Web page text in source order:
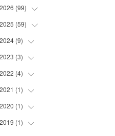
2026 (99)
(20
)
(
21 )
(
10
(
32
(
)
(
(
2025 (59)
(
)
(
)
(
)
(
)
(
)
(
2024 (9)
(
)
(
)
2023 (3)
(
)
(
)
2022 (4)
(
)
(
)
(
)
2021 (1)
(
)
2020 (1)
(
)
2019 (1)